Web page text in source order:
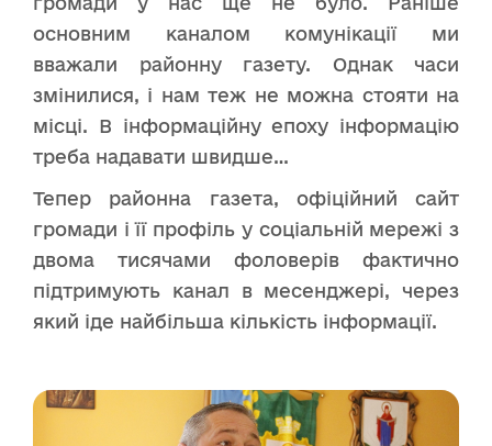
основним каналом комунікації ми
вважали районну газету. Однак часи
змінилися, і нам теж не можна стояти на
місці. В інформаційну епоху інформацію
треба надавати швидше…
Тепер районна газета, офіційний сайт
громади і її профіль у соціальній мережі з
двома тисячами фоловерів фактично
підтримують канал в месенджері, через
який іде найбільша кількість інформації.